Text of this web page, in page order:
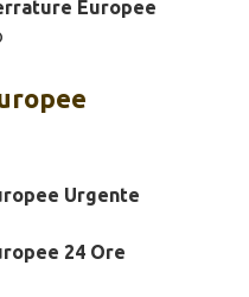
Europee
Urgente
24 Ore